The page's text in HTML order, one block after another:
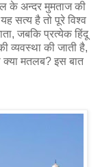
के अन्दर मुमताज की
सत्य है तो पूरे विश्व
जबकि प्रत्येक हिंदू
व्यवस्था की जाती है,
मतलब? इस बात